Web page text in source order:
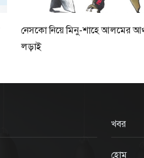
নেসকো নিয়ে মিনু-শাহে আলমের
লড়াই
খবর
হোম